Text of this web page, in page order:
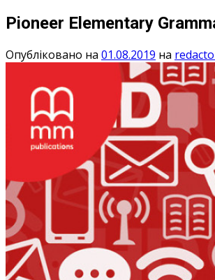
Pioneer Elementary
Опубліковано на 01.08.2019 на